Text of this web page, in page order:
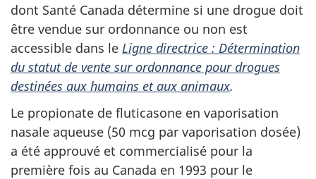
dont Santé Canada détermine si une drogue doit
être vendue sur ordonnance ou non est
accessible dans le Ligne directrice : Détermination
du statut de vente sur ordonnance pour drogues
destinées aux humains et aux animaux.
Le propionate de fluticasone en vaporisation
nasale aqueuse (50 mcg par vaporisation dosée)
a été approuvé et commercialisé pour la
première fois au Canada en 1993 pour le